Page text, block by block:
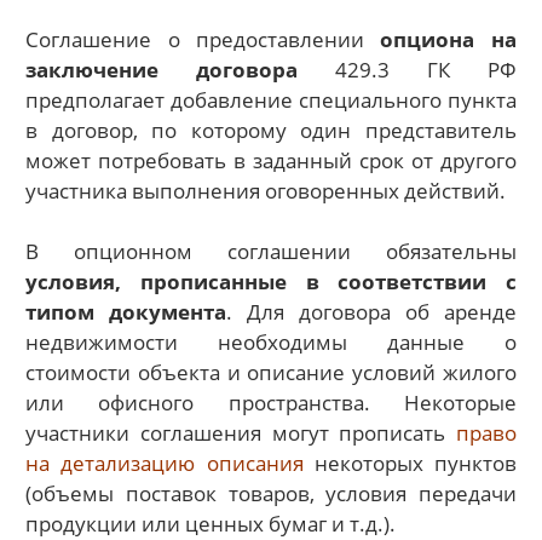
Соглашение о предоставленииопциона на
заключение договора 429.3 ГК РФ
предполагает добавление специального пункта
в договор, по которому один представитель
может потребовать в заданный срок от другого
участника выполнения оговоренных действий.
В опционном соглашении обязательны
условия, прописанные в соответствии с
типом документа. Для договора об аренде
недвижимости необходимы данные о
стоимости объекта и описание условий жилого
или офисного пространства. Некоторые
участники соглашения могут прописать право
на детализацию описания некоторых пунктов
(объемы поставок товаров, условия передачи
продукции или ценных бумаг и т.д.).